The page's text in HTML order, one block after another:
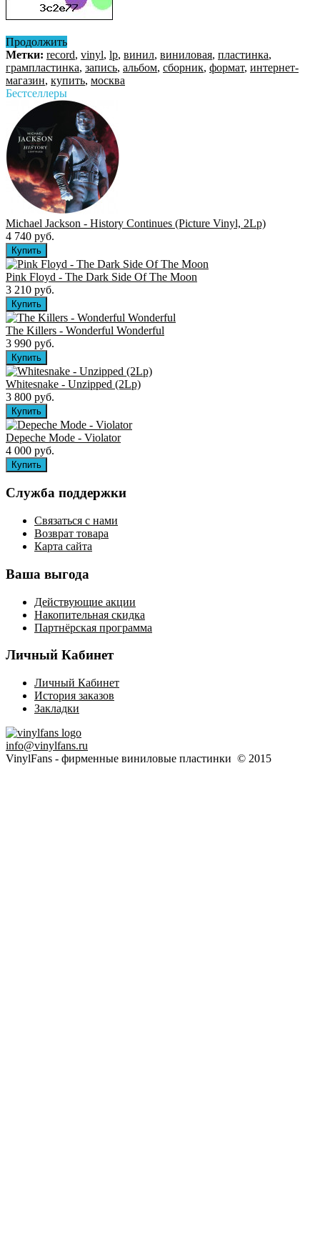
Продолжить
Метки: record, vinyl, lp, винил, виниловая, пластинка,
грампластинка, запись, альбом, сборник, формат, интернет-
магазин, купить, москва
Бестселлеры
Michael Jackson - History Continues (Picture Vinyl, 2Lp)
4 740 руб.
Pink Floyd - The Dark Side Of The Moon
3 210 руб.
The Killers ‎- Wonderful Wonderful
3 990 руб.
Whitesnake - Unzipped (2Lp)
3 800 руб.
Depeche Mode - Violator
4 000 руб.
Служба поддержки
Связаться с нами
Возврат товара
Карта сайта
Ваша выгода
Действующие акции
Накопительная скидка
Партнёрская программа
Личный Кабинет
Личный Кабинет
История заказов
Закладки
info@vinylfans.ru
VinylFans - фирменные виниловые пластинки © 2015